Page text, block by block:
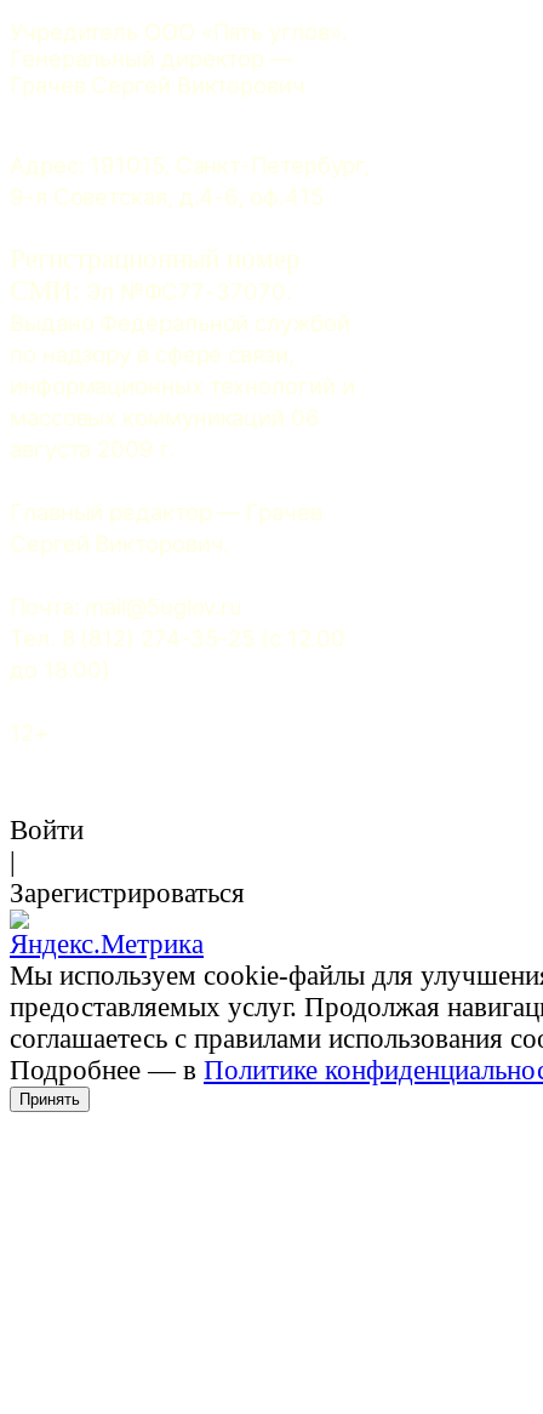
Учредитель ООО «Пять углов».
Генеральный директор —
Грачев Сергей Викторович
Адрес: 191015, Санкт-Петербург,
9-я Советская, д.4-6, оф.415
Регистрационный номер
СМИ: Эл №ФС77-37070.
Выдано Федеральной службой
по надзору в сфере связи,
информационных технологий и
массовых коммуникаций 06
августа 2009 г.
Главный редактор — Грачев
Сергей Викторович.
Почта: mail@5uglov.ru
Тел. 8 (812) 274-35-25 (c 12.00
до 18.00)
12+
Войти
Зарегистрироваться
Мы используем cookie-файлы для
предоставляемых услуг. Продолжая
соглашаетесь с правилами использования
Подробнее — в Политике
Принять